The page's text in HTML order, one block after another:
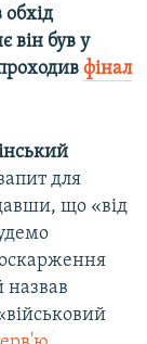
обхід
він був у
фінал
для
що «від
оскарження
назвав